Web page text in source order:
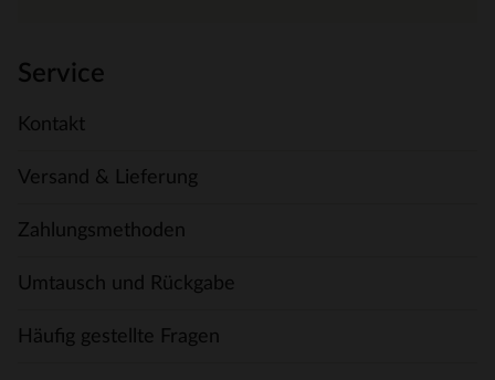
Service
Kontakt
Versand & Lieferung
Zahlungsmethoden
Umtausch und Rückgabe
Häufig gestellte Fragen